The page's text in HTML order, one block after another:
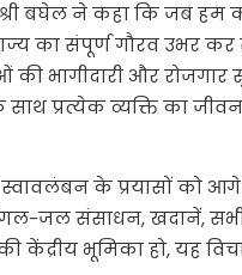
बघेल ने कहा कि जब हम
का संपूर्ण गौरव उभर
भागीदारी और रोजगार
प्रत्येक व्यक्ति का
के प्रयासों को आगे
जल संसाधन, खदानें,
केंद्रीय भूमिका हो, यह